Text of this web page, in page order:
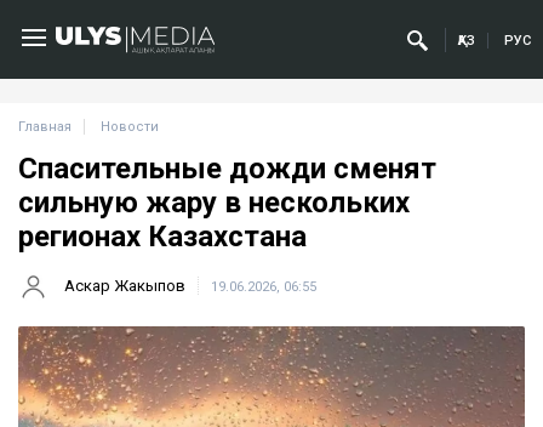
ҚАЗ РУС
Главная Новости
Спасительные дожди сменят
сильную жару в нескольких
регионах Казахстана
Аскар Жакыпов 19.06.2026, 06:55